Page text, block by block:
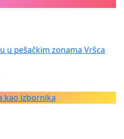
u pešačkim zonama Vršca
kao izbornika